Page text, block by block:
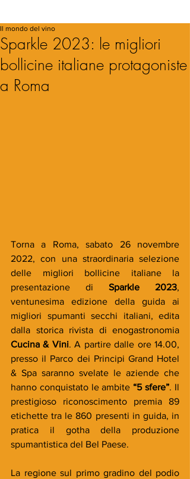
Sparkle 2023: le migliori
bollicine italiane protagoniste
a Roma
Il mondo del vino
Torna a Roma, sabato 26 novembre
2022, con una straordinaria selezione
delle migliori bollicine italiane la
presentazione di Sparkle 2023,
ventunesima edizione della guida ai
migliori spumanti secchi italiani, edita
Cucina & Vini. A partire dalle ore 14.00,
presso il Parco dei Principi Grand Hotel
& Spa saranno svelate le aziende che
hanno conquistato le ambite “5 sfere”. Il
prestigioso riconoscimento premia 89
etichette tra le 860 presenti in guida, in
pratica il gotha della produzione
spumantistica del Bel Paese.
La regione sul primo gradino del podio